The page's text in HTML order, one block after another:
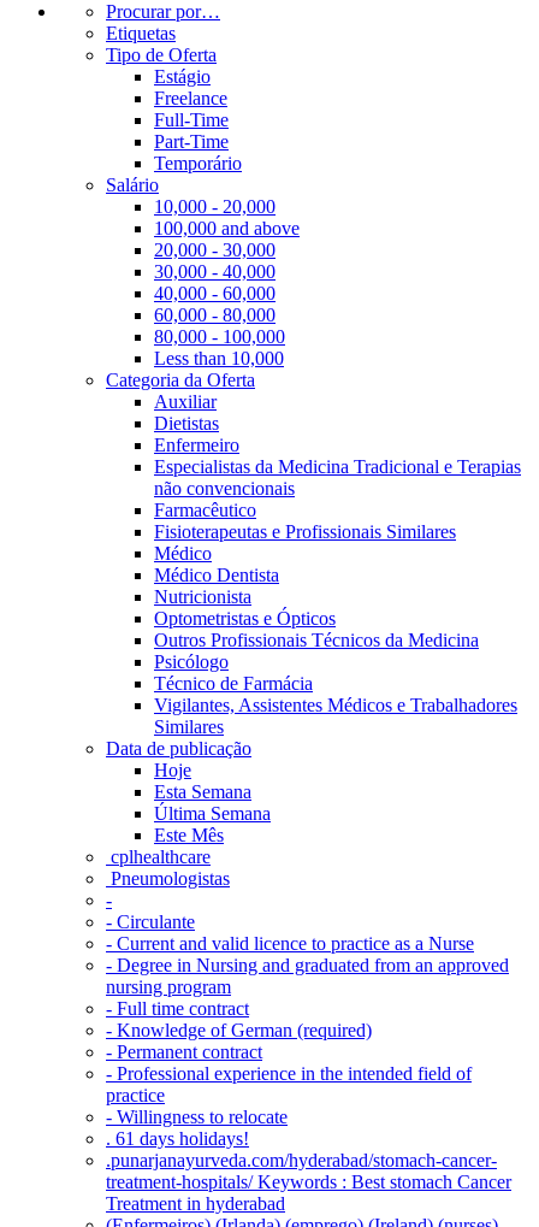
Procurar por…
Etiquetas
Tipo de Oferta
Estágio
Freelance
Full-Time
Part-Time
Temporário
Salário
10,000 - 20,000
100,000 and above
20,000 - 30,000
30,000 - 40,000
40,000 - 60,000
60,000 - 80,000
80,000 - 100,000
Less than 10,000
Categoria da Oferta
Auxiliar
Dietistas
Enfermeiro
Especialistas da Medicina Tradicional e Terapias
não convencionais
Farmacêutico
Fisioterapeutas e Profissionais Similares
Médico
Médico Dentista
Nutricionista
Optometristas e Ópticos
Outros Profissionais Técnicos da Medicina
Psicólogo
Técnico de Farmácia
Vigilantes, Assistentes Médicos e Trabalhadores
Similares
Data de publicação
Hoje
Esta Semana
Última Semana
Este Mês
‎ cplhealthcare‬
Pneumologistas
-
- Circulante
- Current and valid licence to practice as a Nurse
- Degree in Nursing and graduated from an approved
nursing program
- Full time contract
- Knowledge of German (required)
- Permanent contract
- Professional experience in the intended field of
practice
- Willingness to relocate
. 61 days holidays!
.punarjanayurveda.com/hyderabad/stomach-cancer-
treatment-hospitals/ Keywords : Best stomach Cancer
Treatment in hyderabad